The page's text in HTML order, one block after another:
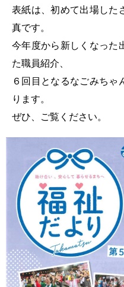
表紙は、初めて出場した
真です。
今年度から新しくなった
た職員紹介、
６回目となるなごみちゃ
ります。
ぜひ、ご覧ください。